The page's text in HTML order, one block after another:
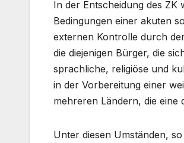
In der Entscheidung des ZK
Bedingungen einer akuten
externen Kontrolle durch
die diejenigen Bürger, die
sprachliche, religiöse und
in der Vorbereitung einer
mehreren Ländern, die eine
Unter diesen Umständen,